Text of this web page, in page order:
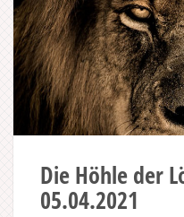
Die Höhle der
05.04.2021